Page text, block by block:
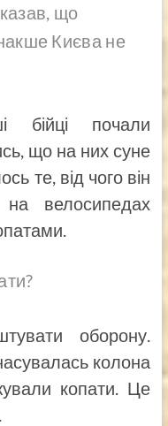
що
Києва не
бійці почали
що на них суне
те, від чого він
велосипедах
оборону.
колона
копати. Це